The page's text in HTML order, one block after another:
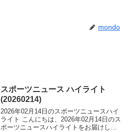
mondo
スポーツニュース ハイライト
(20260214)
2026年02月14日のスポーツニュースハイ
ライト こんにちは、2026年02月14日のス
ポーツニュースハイライトをお届けしま